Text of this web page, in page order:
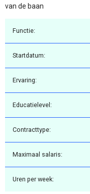
van de baan
Functie:
Startdatum:
Ervaring:
Educatielevel:
Contracttype:
Maximaal salaris:
Uren per week: